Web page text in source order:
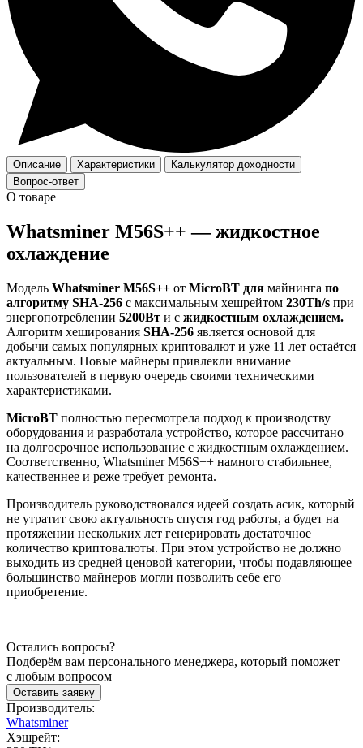
Описание Характеристики
Калькулятор доходности
Вопрос-ответ
О товаре
Whatsminer M56S++ — жидкостное
охлаждение
Модель Whatsminer M56S++ от MicroBT для майнинга по
алгоритму SHA-256 с максимальным хешрейтом 230Th/s при
энергопотреблении 5200Вт и с жидкостным охлаждением.
Алгоритм хеширования SHA-256 является основой для
добычи самых популярных криптовалют и уже 11 лет остаётся
актуальным. Новые майнеры привлекли внимание
пользователей в первую очередь своими техническими
характеристиками.
MicroBT полностью пересмотрела подход к производству
оборудования и разработала устройство, которое рассчитано
на долгосрочное использование с жидкостным охлаждением.
Соответственно, Whatsminer M56S++ намного стабильнее,
качественнее и реже требует ремонта.
Производитель руководствовался идеей создать асик, который
не утратит свою актуальность спустя год работы, а будет на
протяжении нескольких лет генерировать достаточное
количество криптовалюты. При этом устройство не должно
выходить из средней ценовой категории, чтобы подавляющее
большинство майнеров могли позволить себе его
приобретение.
Остались вопросы?
Подберём вам персонального менеджера, который поможет
с любым вопросом
Оставить заявку
Производитель:
Whatsminer
Хэшрейт: